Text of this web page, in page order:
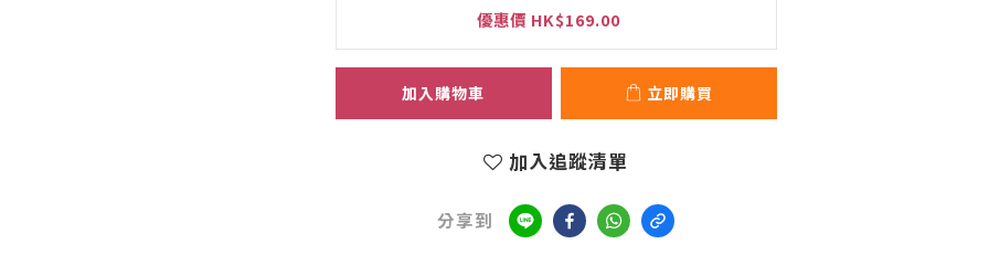
優惠價 HK$169.00
加入購物車 立即購買
加入追蹤清單
分享到